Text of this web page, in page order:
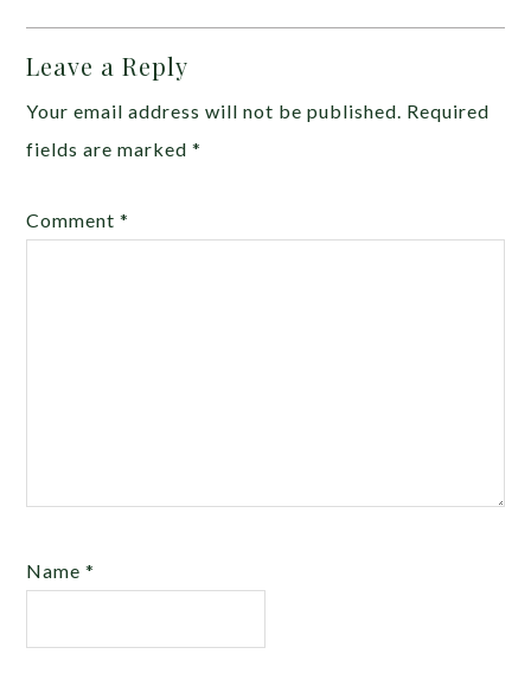
Leave a Reply
Your email address will not be published. Required
fields are marked*
Comment*
Name*